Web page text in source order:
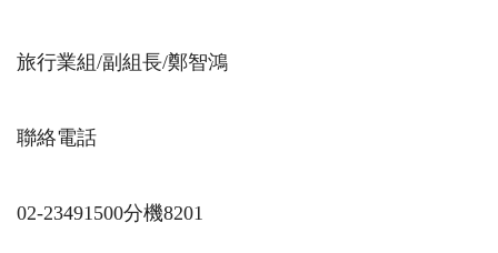
旅行業組/副組長/鄭智鴻
聯絡電話
02-23491500分機8201